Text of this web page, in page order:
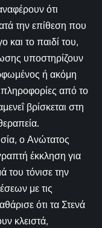
ότι
την επίθεση που
και το παιδί του,
υποστηρίζουν
ή ακόμη
από το
βρίσκεται στη
ο Ανώτατος
έκκληση για
του τόνισε την
με τις
ότι τα Στενά
κλειστά,